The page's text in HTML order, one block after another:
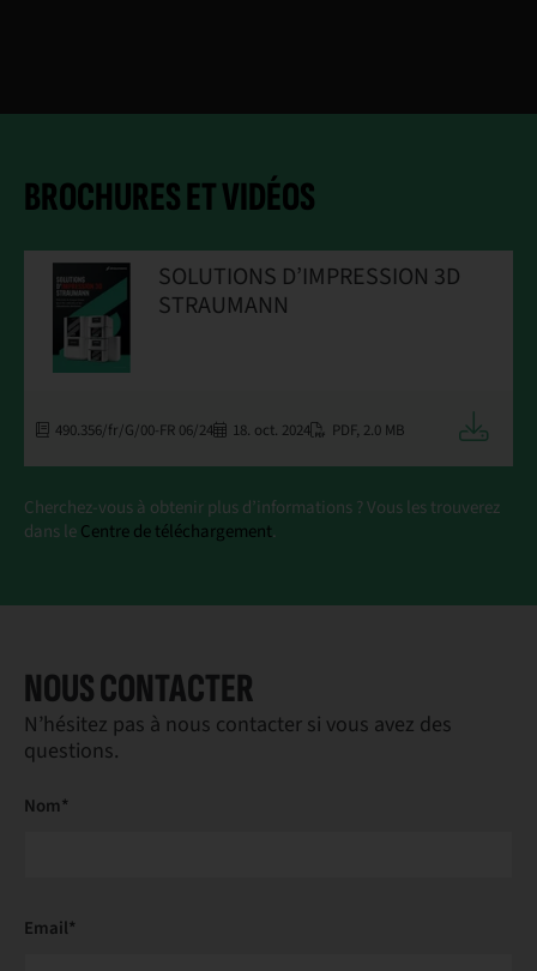
BROCHURES ET VIDÉOS
SOLUTIONS D’IMPRESSION 3D
STRAUMANN
490.356/fr/G/00-FR 06/24 18. oct. 2024 PDF, 2.0 MB
Cherchez-vous à obtenir plus d’informations ? Vous les trouverez
dans leCentre de téléchargement.
NOUS CONTACTER
N’hésitez pas à nous contacter si vous avez des
questions.
Nom*
Email*